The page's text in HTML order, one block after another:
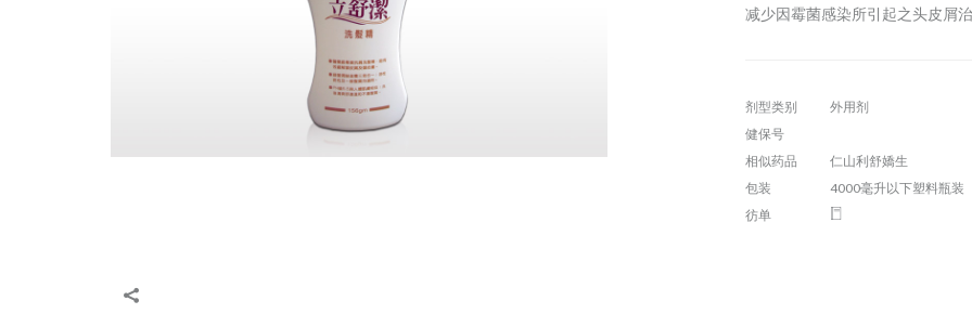
减少因霉菌感染所引起之头皮屑
剂型类别
外用剂
健保号
相似药品
仁山利舒嬌生
包装
4000毫升以下塑料瓶装
彷单